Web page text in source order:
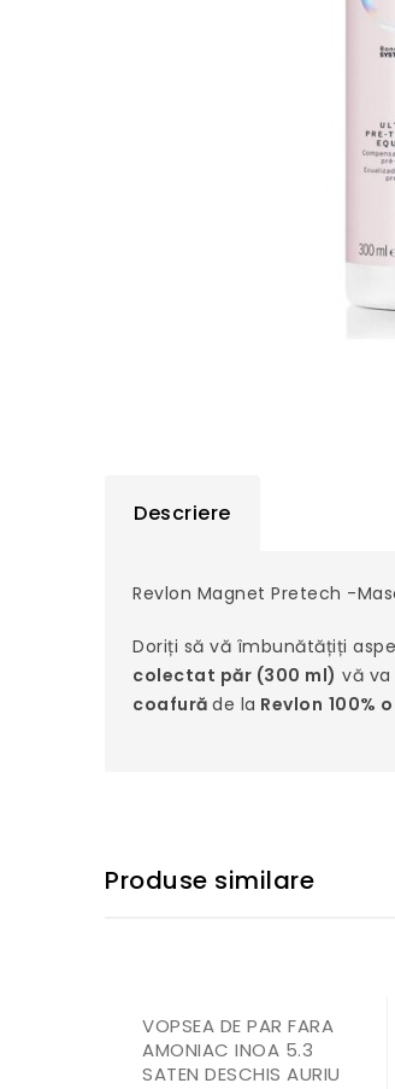
Descriere
Revlon Magnet Pretech -
Doriți să vă îmbunătățiți
colectat păr (300 ml) vă
coafurăde la Revlon 100%
Produse similare
VOPSEA DE PAR FARA
AMONIAC INOA 5.3
SATEN DESCHIS AURIU